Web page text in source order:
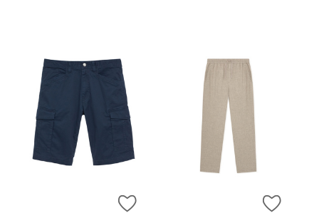
ZUR WUNSCHLISTE HINZUFÜGEN
ZUR